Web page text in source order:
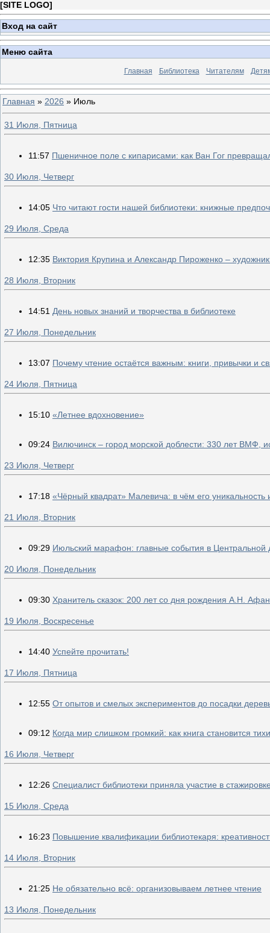
[SITE LOGO]
Вход на сайт
Меню сайта
Главная Библиотека Читателям
Главная » 2026 » Июль
31 Июля, Пятница
11:57 Пшеничное поле с кипарисами: как Ван Гог
30 Июля, Четверг
14:05 Что читают гости нашей библиотеки: книжные
29 Июля, Среда
12:35 Виктория Крупина и Александр Пироженко –
28 Июля, Вторник
14:51 День новых знаний и творчества в библиотеке
27 Июля, Понедельник
13:07 Почему чтение остаётся важным: книги, привычки и
24 Июля, Пятница
15:10 «Летнее вдохновение»
09:24 Вилючинск – город морской доблести: 330 лет ВМФ,
23 Июля, Четверг
17:18 «Чёрный квадрат» Малевича: в чём его
21 Июля, Вторник
09:29 Июльский марафон: главные события в Центральной
20 Июля, Понедельник
09:30 Хранитель сказок: 200 лет со дня рождения А.Н.
19 Июля, Воскресенье
14:40 Успейте прочитать!
17 Июля, Пятница
12:55 От опытов и смелых экспериментов до посадки
09:12 Когда мир слишком громкий: как книга становится
16 Июля, Четверг
12:26 Специалист библиотеки приняла участие в
15 Июля, Среда
16:23 Повышение квалификации библиотекаря:
14 Июля, Вторник
21:25 Не обязательно всё: организовываем летнее чтение
13 Июля, Понедельник